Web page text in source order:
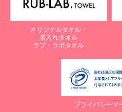
【認定個人情報保護団体の名称及び
一般財団法人日本情報経済社会推進協
認定個人情報保護団体事務局
〒106-0032 東京都港区六本木一丁
７. 個人情報の提供の任意性と提供さ
オリジナルタオル・
名入れタオル
ラブ・ラボタオル
プライバシーマ